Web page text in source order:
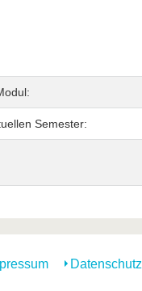
Semester:
Datenschutz